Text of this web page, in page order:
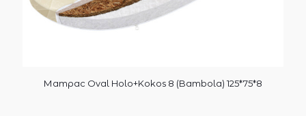
Матрас Oval Holo+Kokos 8 (Bambola) 125*75*8